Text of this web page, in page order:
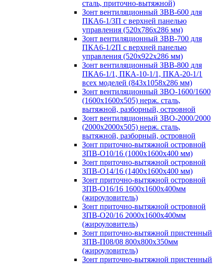
сталь, приточно-вытяжной)
Зонт вентиляционный ЗВВ-600 для
ПКА6-1/3П с верхней панелью
управления (520х786х286 мм)
Зонт вентиляционный ЗВВ-700 для
ПКА6-1/2П с верхней панелью
управления (520х922х286 мм)
Зонт вентиляционный ЗВВ-800 для
ПКА6-1/1, ПКА-10-1/1, ПКА-20-1/1
всех моделей (843х1058х286 мм)
Зонт вентиляционный ЗВО-1600/1600
(1600х1600х505) нерж. сталь,
вытяжной, разборный, островной
Зонт вентиляционный ЗВО-2000/2000
(2000х2000х505) нерж. сталь,
вытяжной, разборный, островной
Зонт приточно-вытяжной островной
ЗПВ-О10/16 (1000х1600х400 мм)
Зонт приточно-вытяжной островной
ЗПВ-О14/16 (1400х1600х400 мм)
Зонт приточно-вытяжной островной
ЗПВ-О16/16 1600х1600х400мм
(жироуловитель)
Зонт приточно-вытяжной островной
ЗПВ-О20/16 2000х1600х400мм
(жироуловитель)
Зонт приточно-вытяжной пристенный
ЗПВ-П08/08 800х800х350мм
(жироуловитель)
Зонт приточно-вытяжной пристенный